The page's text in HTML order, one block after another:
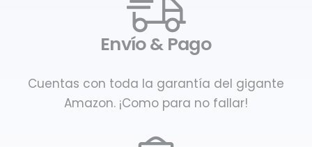
Envío & Pago
Cuentas con toda la garantía del gigante
Amazon. ¡Como para no fallar!